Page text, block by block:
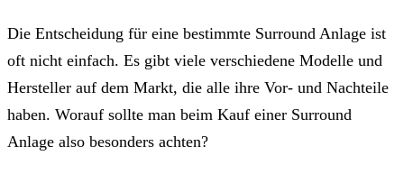
Die Entscheidung für eine bestimmte Surround Anlage ist
oft nicht einfach. Es gibt viele verschiedene Modelle und
Hersteller auf dem Markt, die alle ihre Vor- und Nachteile
haben. Worauf sollte man beim Kauf einer Surround
Anlage also besonders achten?